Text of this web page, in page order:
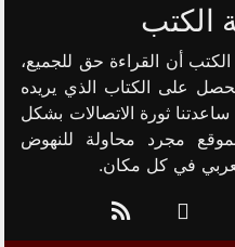
الكتب
أن القراءة حق للجميع،
على الكتاب الذي يريده
ثورة الاتصالات بشكل
مجرد محاولة للنهوض
في كل مكان.